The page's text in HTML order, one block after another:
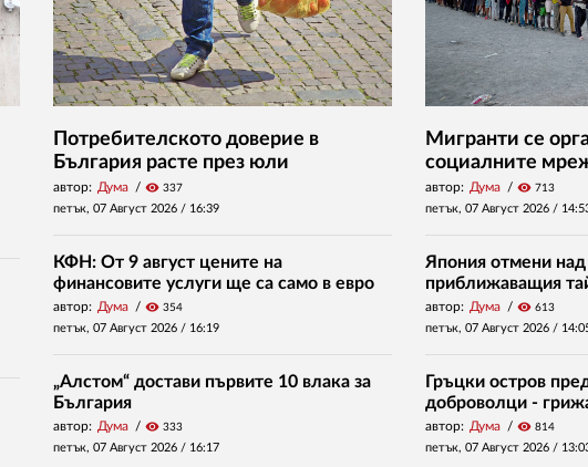
Потребителското доверие в
България расте през юли
автор: Дума visibility 337
петък, 07 Август 2026 / 16:39
КФН: От 9 август цените на
финансовите услуги ще са само в евро
автор: Дума visibility 354
петък, 07 Август 2026 / 16:19
„Алстом“ достави първите 10 влака за
България
автор: Дума visibility 333
петък, 07 Август 2026 / 16:17
Мигранти се
социалните
автор: Дума visibility 713
петък, 07 Август 2026 /
Япония отмени
приближаващия
автор: Дума visibility 613
петък, 07 Август 2026 /
Гръцки остров
доброволци -
автор: Дума visibility 814
петък, 07 Август 2026 /